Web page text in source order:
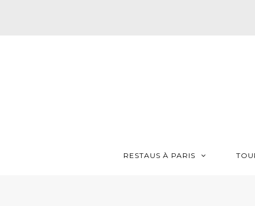
RESTAUS À PARIS